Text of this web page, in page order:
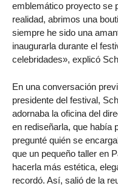
emblemático proyecto se
realidad, abrimos una
siempre he sido una
inaugurarla durante el
celebridades», explicó
En una conversación
presidente del festival,
adornaba la oficina del
en rediseñarla, que había
pregunté quién se
que un pequeño taller en
hacerla más estética,
recordó. Así, salió de la